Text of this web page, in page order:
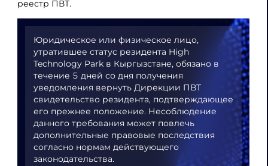
реестр ПВТ.
Юридическое или физическое лицо,
утратившее статус резидента High
Technology Park в Кыргызстане, обязано в
течение 5 дней со дня получения
уведомления вернуть Дирекции ПВТ
свидетельство резидента, подтверждающее
его прежнее положение. Несоблюдение
данного требования может повлечь
дополнительные правовые последствия
согласно нормам действующего
законодательства.